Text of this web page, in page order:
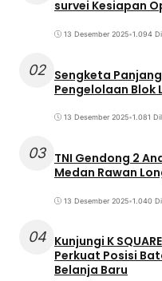
survei Kesiapan
13 Desember 2025•1.094
02 Sengketa Panjang
Pengelolaan Blok
13 Desember 2025•1.081
03 TNI Gendong 2
Medan Rawan
13 Desember 2025•1.040
04 Kunjungi K
Perkuat Posisi
Belanja Baru